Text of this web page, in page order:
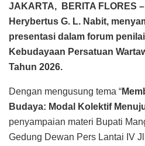
JAKARTA, BERITA FLORES
Herybertus G. L. Nabit,
presentasi dalam forum
Kebudayaan Persatuan
Tahun 2026.
Dengan mengusung tema “
Budaya: Modal Kolektif
penyampaian materi Bupati
Gedung Dewan Pers Lantai IV